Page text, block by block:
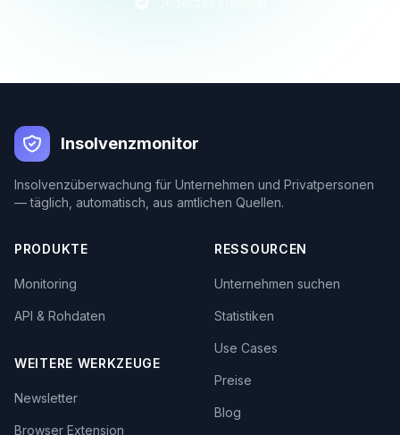
Insolvenzmonitor
Insolvenzüberwachung für Unternehmen und Privatpersonen
— täglich, automatisch, aus amtlichen Quellen.
PRODUKTE
Monitoring
API & Rohdaten
WEITERE WERKZEUGE
Newsletter
Browser Extension
RESSOURCEN
Unternehmen suchen
Statistiken
Use Cases
Preise
Blog